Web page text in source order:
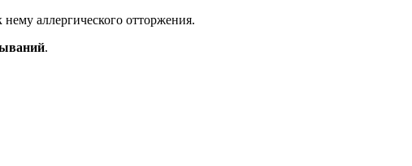
аллергического отторжения.
.